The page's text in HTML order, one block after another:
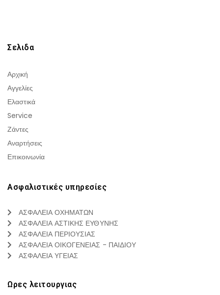
Σελιδα
Αρχική
Αγγελίες
Ελαστικά
Service
Ζάντες
Αναρτήσεις
Επικοινωνία
Ασφαλιστικές υπηρεσίες
ΑΣΦΑΛΕΙΑ ΟΧΗΜΑΤΩΝ
ΑΣΦΑΛΕΙΑ ΑΣΤΙΚΗΣ ΕΥΘΥΝΗΣ
ΑΣΦΑΛΕΙΑ ΠΕΡΙΟΥΣΙΑΣ
ΑΣΦΑΛΕΙΑ ΟΙΚΟΓΕΝΕΙΑΣ - ΠΑΙΔΙΟΥ
ΑΣΦΑΛΕΙΑ ΥΓΕΙΑΣ
Ωρες λειτουργιας